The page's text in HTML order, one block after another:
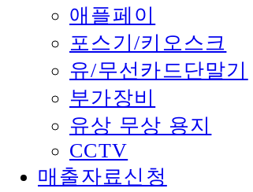
애플페이
포스기/키오스크
유/무선카드단말기
부가장비
유상 무상 용지
CCTV
매출자료신청